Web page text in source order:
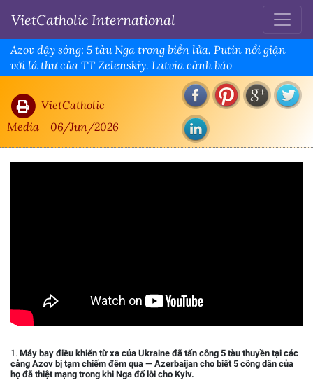
VietCatholic International
Azov dậy sóng: 5 tàu Nga trong biển lửa. Putin nổi giận
với lá thư của TT Zelenskiy. Latvia cảnh báo
VietCatholic
Media
06/Jun/2026
1. Máy bay điều khiển từ xa của Ukraine đã tấn công 5 tàu thuyền tại các
cảng Azov bị tạm chiếm đêm qua — Azerbaijan cho biết 5 công dân của
họ đã thiệt mạng trong khi Nga đổ lỗi cho Kyiv.